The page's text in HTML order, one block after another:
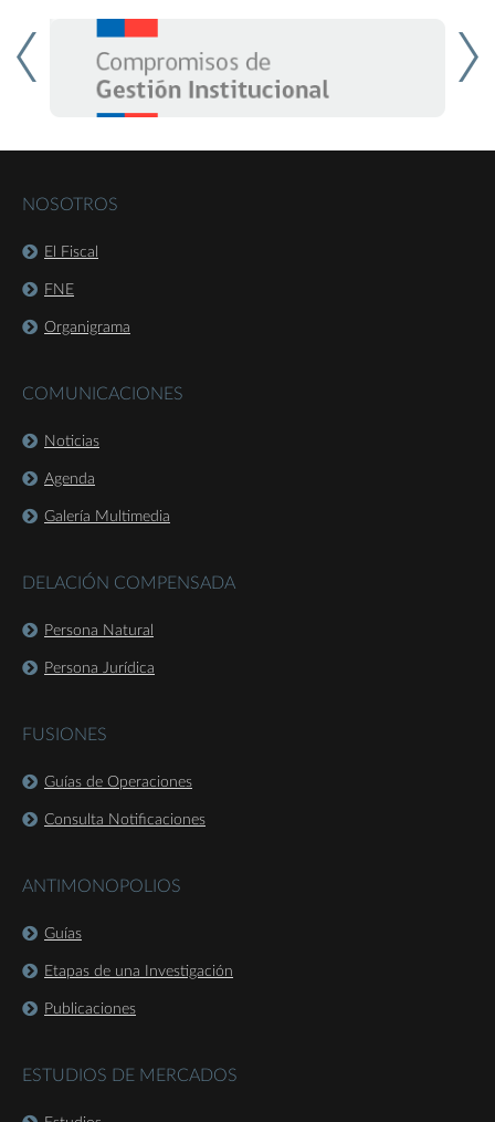
NOSOTROS
El Fiscal
FNE
Organigrama
COMUNICACIONES
Noticias
Agenda
Galería Multimedia
DELACIÓN COMPENSADA
Persona Natural
Persona Jurídica
FUSIONES
Guías de Operaciones
Consulta Notificaciones
ANTIMONOPOLIOS
Guías
Etapas de una Investigación
Publicaciones
ESTUDIOS DE MERCADOS